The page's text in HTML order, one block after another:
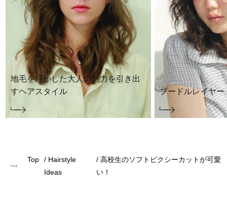
地毛を活かした大人の魅力を引き出
すヘアスタイル
プードルレイヤー
Top
Hairstyle
Ideas
高校生のソフトビクシーカットが可愛
い！